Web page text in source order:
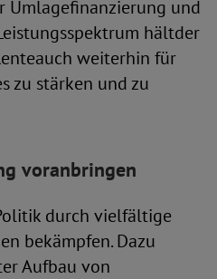
Umlagefinanzierung und
hältder
weiterhin für
zu stärken und zu
voranbringen
durch vielfältige
bekämpfen. Dazu
Aufbau von